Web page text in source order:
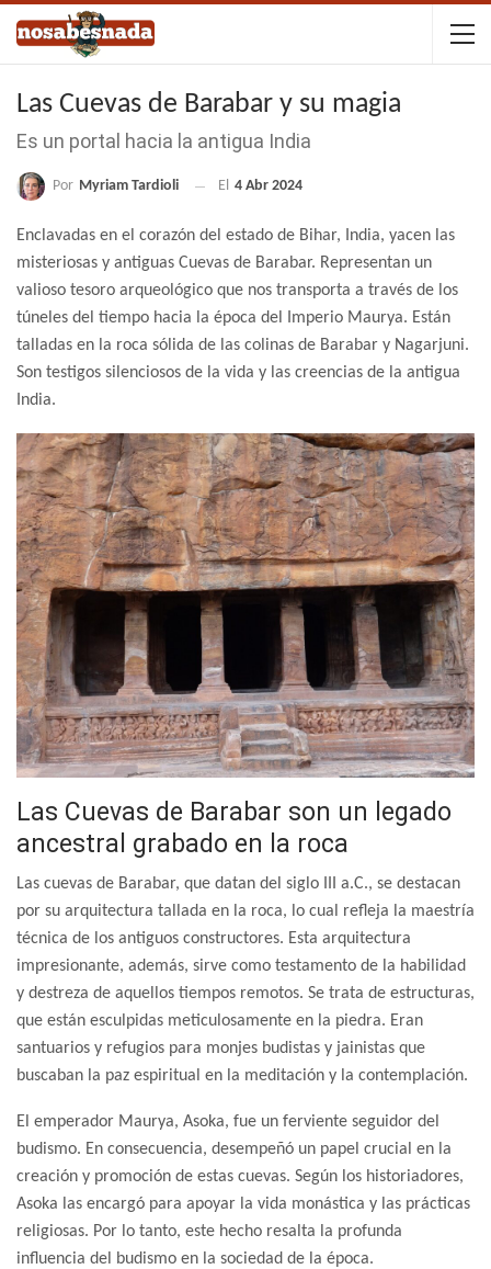
Las Cuevas de Barabar y su magia
Es un portal hacia la antigua India
Por Myriam Tardioli El 4 Abr 2024
Enclavadas en el corazón del estado de Bihar, India, yacen las
misteriosas y antiguas Cuevas de Barabar. Representan un
valioso tesoro arqueológico que nos transporta a través de los
túneles del tiempo hacia la época del Imperio Maurya. Están
talladas en la roca sólida de las colinas de Barabar y Nagarjuni.
Son testigos silenciosos de la vida y las creencias de la antigua
India.
Las Cuevas de Barabar son un legado
ancestral grabado en la roca
Las cuevas de Barabar, que datan del siglo III a.C., se destacan
por su arquitectura tallada en la roca, lo cual refleja la maestría
técnica de los antiguos constructores. Esta arquitectura
impresionante, además, sirve como testamento de la habilidad
y destreza de aquellos tiempos remotos. Se trata de estructuras,
que están esculpidas meticulosamente en la piedra. Eran
santuarios y refugios para monjes budistas y jainistas que
buscaban la paz espiritual en la meditación y la contemplación.
El emperador Maurya, Asoka, fue un ferviente seguidor del
budismo. En consecuencia, desempeñó un papel crucial en la
creación y promoción de estas cuevas. Según los historiadores,
Asoka las encargó para apoyar la vida monástica y las prácticas
religiosas. Por lo tanto, este hecho resalta la profunda
influencia del budismo en la sociedad de la época.